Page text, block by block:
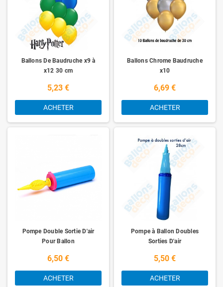
Ballons De Baudruche x9 à
x12 30 cm
5,23 €
ACHETER
Ballons Chrome Baudruche
x10
6,69 €
ACHETER
Pompe Double Sortie D'air
Pour Ballon
6,50 €
ACHETER
Pompe à Ballon Doubles
Sorties D'air
5,50 €
ACHETER